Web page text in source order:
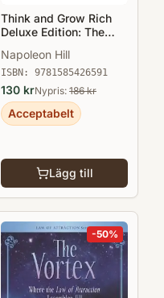
Think and Grow Rich
Deluxe Edition: The
Napoleon Hill
ISBN: 9781585426591
130 krNypris: 186kr
Acceptabelt
Lägg till
-50%